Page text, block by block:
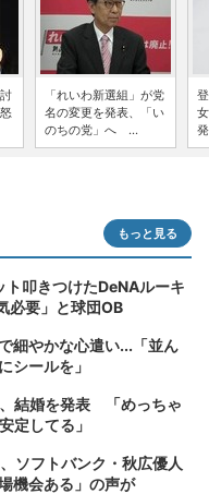
「れいわ新選組」が党
名の変更を発表、「い
のちの党」へ ...
もっと見る
叩きつけたDeNAルーキ
必要」と球団OB
細やかな心遣い...「並ん
シールを」
結婚を発表 「めっちゃ
定してる」
ソフトバンク・秋広優人
機会ある」の声が